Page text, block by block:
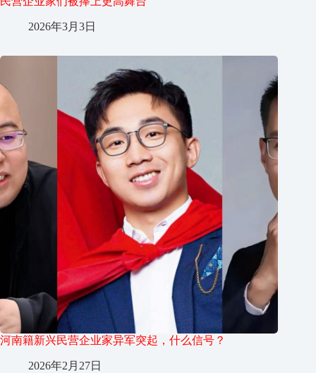
2026年3月3日
河南籍新兴民营企业家异军突起，什么信号？
2026年2月27日